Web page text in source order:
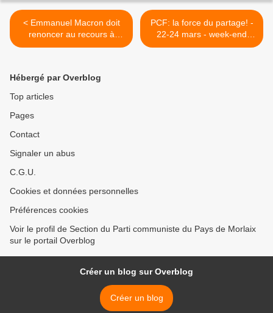
< Emmanuel Macron doit
renoncer au recours à
l'armée à l'occasion de
PCF: la force du partage! -
22-24 mars - week-end
d'échanges et de
Hébergé par Overblog
Top articles
Pages
Contact
Signaler un abus
C.G.U.
Cookies et données personnelles
Préférences cookies
Voir le profil de Section du Parti communiste du Pays de Morlaix
sur le portail Overblog
Créer un blog sur Overblog
Créer un blog